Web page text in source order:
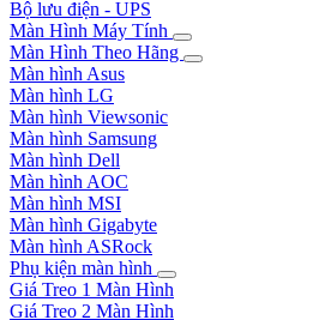
Bộ lưu điện - UPS
Màn Hình Máy Tính
Màn Hình Theo Hãng
Màn hình Asus
Màn hình LG
Màn hình Viewsonic
Màn hình Samsung
Màn hình Dell
Màn hình AOC
Màn hình MSI
Màn hình Gigabyte
Màn hình ASRock
Phụ kiện màn hình
Giá Treo 1 Màn Hình
Giá Treo 2 Màn Hình